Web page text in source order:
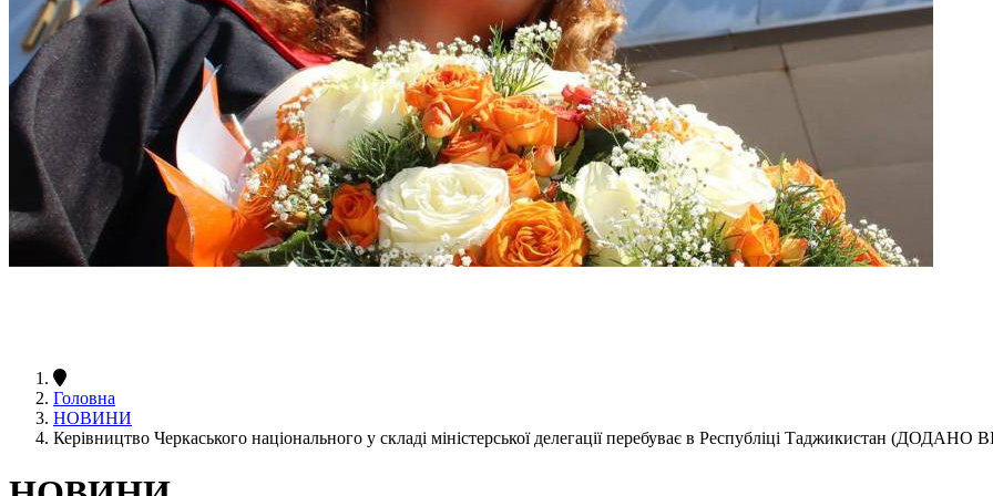
Головна
НОВИНИ
Керівництво Черкаського національного у складі міністерської делегації перебуває в Республіці Таджикистан (ДОДАНО